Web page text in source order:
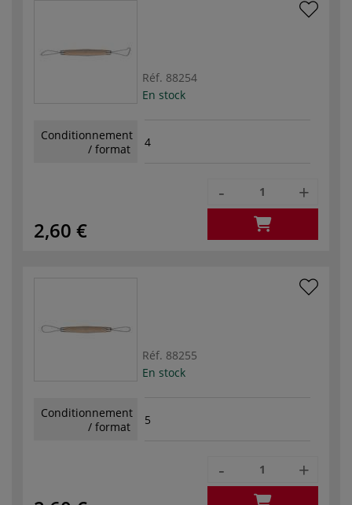
Réf. 88254
En stock
Conditionnement
/ format
4
2,60 €
- +
Réf. 88255
En stock
Conditionnement
/ format
5
- +